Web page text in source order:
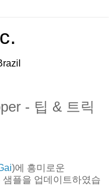
- 팁 & 트릭
)에 흥미로운
플을 업데이트하였습